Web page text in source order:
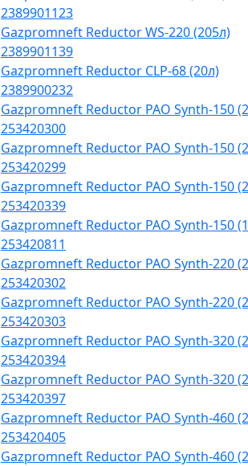
2389901123
Gazpromneft Reductor WS-220 (205л)
2389901139
Gazpromneft Reductor CLP-68 (20л)
2389900232
Gazpromneft Reductor PAO Synth-150
253420300
Gazpromneft Reductor PAO Synth-150
253420299
Gazpromneft Reductor PAO Synth-150
253420339
Gazpromneft Reductor PAO Synth-150
253420811
Gazpromneft Reductor PAO Synth-220
253420302
Gazpromneft Reductor PAO Synth-220
253420303
Gazpromneft Reductor PAO Synth-320
253420394
Gazpromneft Reductor PAO Synth-320
253420397
Gazpromneft Reductor PAO Synth-460
253420405
Gazpromneft Reductor PAO Synth-460